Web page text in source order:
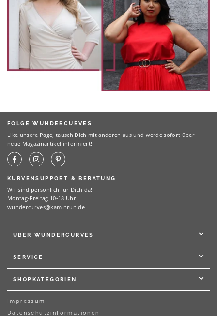
FOLGE WUNDERCURVES
Like unsere Page, tausch Dich mit anderen aus und werde sofort über
neue Magazinartikel informiert!
KURVENSUPPORT & BERATUNG
Wir sind persönlich für Dich da!
Montag-Freitag 10-18 Uhr
wundercurves@kaminrun.de
ÜBER WUNDERCURVES
SERVICE
SHOPKATEGORIEN
Impressum
Datenschutzinformationen